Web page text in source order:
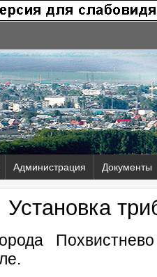
Администрация Документы
Установка